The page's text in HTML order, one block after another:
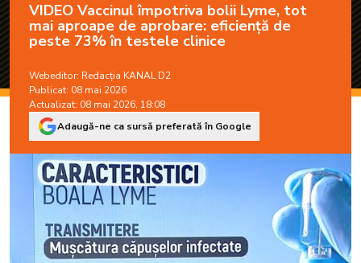
VIDEO Vaccinul împotriva bolii Lyme, tot
mai aproape de aprobare: eficiență de
peste 73% în testele clinice
Webeditor: Redacția KANAL D2
Publicat: 08 mai 2026
Actualizat: 08 mai 2026, 18:08
Adaugă-ne ca sursă preferată în Google